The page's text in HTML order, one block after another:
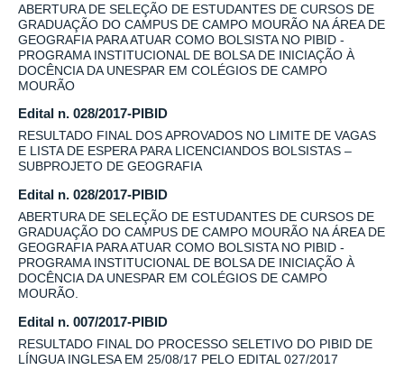
ABERTURA DE SELEÇÃO DE ESTUDANTES DE CURSOS DE
GRADUAÇÃO DO CAMPUS DE CAMPO MOURÃO NA ÁREA DE
GEOGRAFIA PARA ATUAR COMO BOLSISTA NO PIBID -
PROGRAMA INSTITUCIONAL DE BOLSA DE INICIAÇÃO À
DOCÊNCIA DA UNESPAR EM COLÉGIOS DE CAMPO
MOURÃO
Edital n. 028/2017-PIBID
RESULTADO FINAL DOS APROVADOS NO LIMITE DE VAGAS
E LISTA DE ESPERA PARA LICENCIANDOS BOLSISTAS –
SUBPROJETO DE GEOGRAFIA
Edital n. 028/2017-PIBID
ABERTURA DE SELEÇÃO DE ESTUDANTES DE CURSOS DE
GRADUAÇÃO DO CAMPUS DE CAMPO MOURÃO NA ÁREA DE
GEOGRAFIA PARA ATUAR COMO BOLSISTA NO PIBID -
PROGRAMA INSTITUCIONAL DE BOLSA DE INICIAÇÃO À
DOCÊNCIA DA UNESPAR EM COLÉGIOS DE CAMPO
MOURÃO.
Edital n. 007/2017-PIBID
RESULTADO FINAL DO PROCESSO SELETIVO DO PIBID DE
LÍNGUA INGLESA EM 25/08/17 PELO EDITAL 027/2017